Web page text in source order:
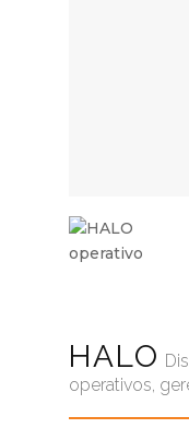
HALO
operativos,